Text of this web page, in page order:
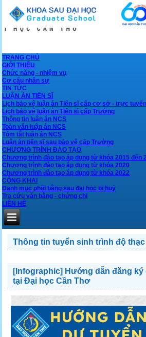
TRANG CHỦ
GIỚI THIỆU
Chức năng - nhiệm vụ
Cơ cấu nhân sự
TIN TỨC
LUẬN ÁN TIẾN SĨ
Lịch bảo vệ luận án Tiến sĩ cấp cơ sở - trực tuyến
Lịch bảo vệ luận án Tiến sĩ cấp Trường
Thông tin luận án NCS
Toàn văn luận án NCS
Tóm tắt luận án NCS
Luận án tiến sĩ sau bảo vệ cấp Trường
CHƯƠNG TRÌNH ĐÀO TẠO
Chương trình đào tạo áp dụng từ khóa 2015 đến
Chương trình đào tạo áp dụng từ khóa 2020
Chương trình đào tạo áp dụng từ khóa 2022
CÔNG KHAI
Danh mục phôi bằng sau đại học bị huỷ
Tra cứu văn bằng - chứng chỉ
LIÊN HỆ
Thông tin tuyển sinh trình độ
[Infographic] Hướng dẫn đăng
tại Đại học Cần Thơ